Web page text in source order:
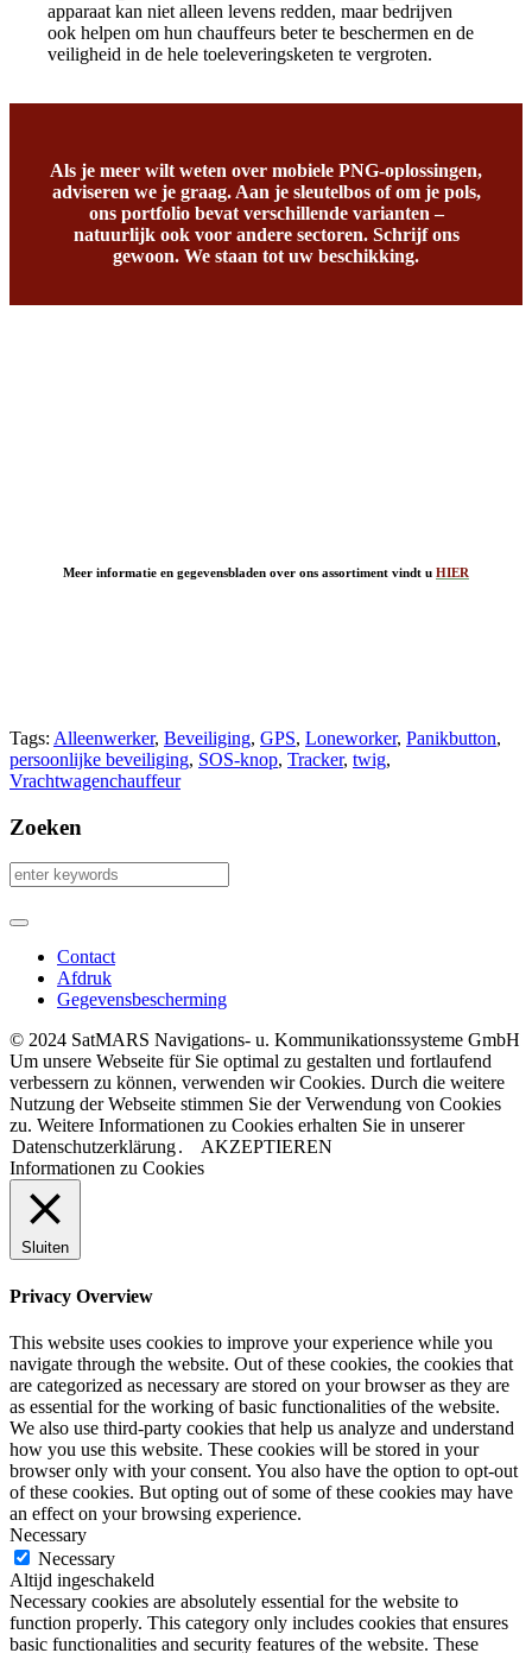
apparaat kan niet alleen levens redden, maar bedrijven
ook helpen om hun chauffeurs beter te beschermen en de
veiligheid in de hele toeleveringsketen te vergroten.
Als je meer wilt weten over mobiele PNG-oplossingen,
adviseren we je graag. Aan je sleutelbos of om je pols,
ons portfolio bevat verschillende varianten –
natuurlijk ook voor andere sectoren. Schrijf ons
gewoon. We staan tot uw beschikking.
Meer informatie en gegevensbladen over ons assortiment vindt u HIER
Tags: Alleenwerker, Beveiliging, GPS, Loneworker, Panikbutton,
persoonlijke beveiliging, SOS-knop, Tracker, twig,
Vrachtwagenchauffeur
Zoeken
Contact
Afdruk
Gegevensbescherming
© 2024 SatMARS Navigations- u. Kommunikationssysteme GmbH
Um unsere Webseite für Sie optimal zu gestalten und fortlaufend
verbessern zu können, verwenden wir Cookies. Durch die weitere
Nutzung der Webseite stimmen Sie der Verwendung von Cookies
zu. Weitere Informationen zu Cookies erhalten Sie in unserer
Datenschutzerklärung.
AKZEPTIEREN
Informationen zu Cookies
Sluiten
Privacy Overview
This website uses cookies to improve your experience while you
navigate through the website. Out of these cookies, the cookies that
are categorized as necessary are stored on your browser as they are
as essential for the working of basic functionalities of the website.
We also use third-party cookies that help us analyze and understand
how you use this website. These cookies will be stored in your
browser only with your consent. You also have the option to opt-out
of these cookies. But opting out of some of these cookies may have
an effect on your browsing experience.
Necessary
Necessary
Altijd ingeschakeld
Necessary cookies are absolutely essential for the website to
function properly. This category only includes cookies that ensures
basic functionalities and security features of the website. These